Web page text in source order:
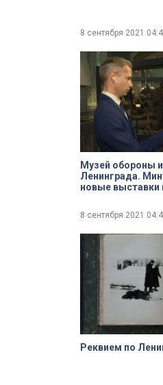
8 сентября 2021
Музей обороны
Ленинграда.
новые выставки
блокады
8 сентября 2021
Реквием по